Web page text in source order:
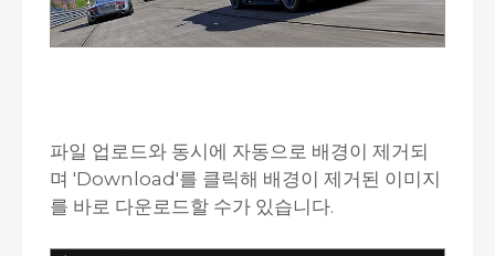
파일 업로드와 동시에 자동으로 배경이 제거되
며 'Download'를 클릭해 배경이 제거된 이미지
를 바로 다운로드할 수가 있습니다.